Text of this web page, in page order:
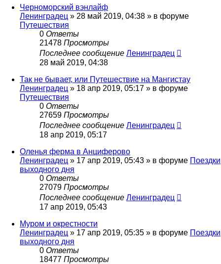
Черноморский вэнлайф
Ленинградец » 28 май 2019, 04:38 » в форуме
Путешествия
0 Ответы
21478 Просмотры
Последнее сообщение Ленинградец
28 май 2019, 04:38
Так не бывает, или Путешествие на Мангистау
Ленинградец » 18 апр 2019, 05:17 » в форуме
Путешествия
0 Ответы
27659 Просмотры
Последнее сообщение Ленинградец
18 апр 2019, 05:17
Оленья ферма в Анциферово
Ленинградец » 17 апр 2019, 05:43 » в форуме Поездки
выходного дня
0 Ответы
27079 Просмотры
Последнее сообщение Ленинградец
17 апр 2019, 05:43
Муром и окрестности
Ленинградец » 17 апр 2019, 05:35 » в форуме Поездки
выходного дня
0 Ответы
18477 Просмотры